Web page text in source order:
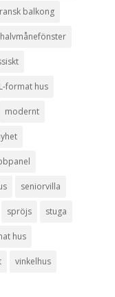
balkong
halvmånefönster
L-format hus
modernt
seniorvilla
spröjs stuga
hus
vinkelhus